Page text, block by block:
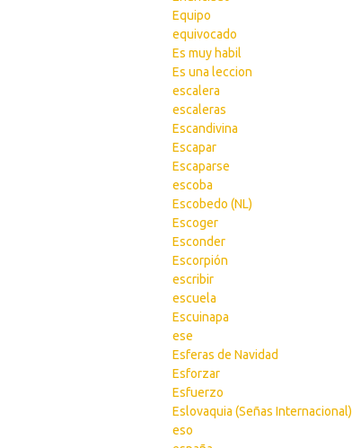
Equipo
equivocado
Es muy habil
Es una leccion
escalera
escaleras
Escandivina
Escapar
Escaparse
escoba
Escobedo (NL)
Escoger
Esconder
Escorpión
escribir
escuela
Escuinapa
ese
Esferas de Navidad
Esforzar
Esfuerzo
Eslovaquia (Señas Internacional)
eso